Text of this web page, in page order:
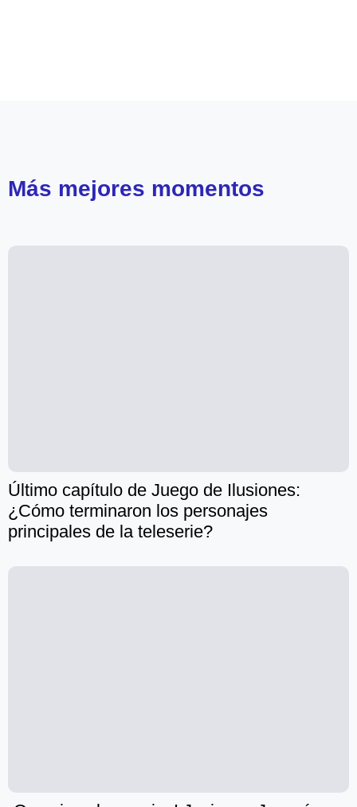
Más mejores momentos
Último capítulo de Juego de Ilusiones:
¿Cómo terminaron los personajes
principales de la teleserie?